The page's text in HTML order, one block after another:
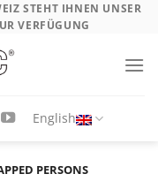
STEHT IHNEN UNSER O
VERFÜGUNG
English
PERSONS